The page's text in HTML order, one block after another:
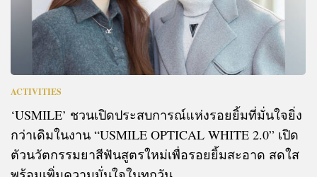
ACTIVITIES
‘USMILE’ ชวนเปิดประสบการณ์แห่งรอยยิ้มที่มั่นใจยิ่ง
กว่าเดิมในงาน “USMILE OPTICAL WHITE 2.0” เปิด
ตัวนวัตกรรมยาสีฟันสูตรใหม่เพื่อรอยยิ้มสะอาด สดใส